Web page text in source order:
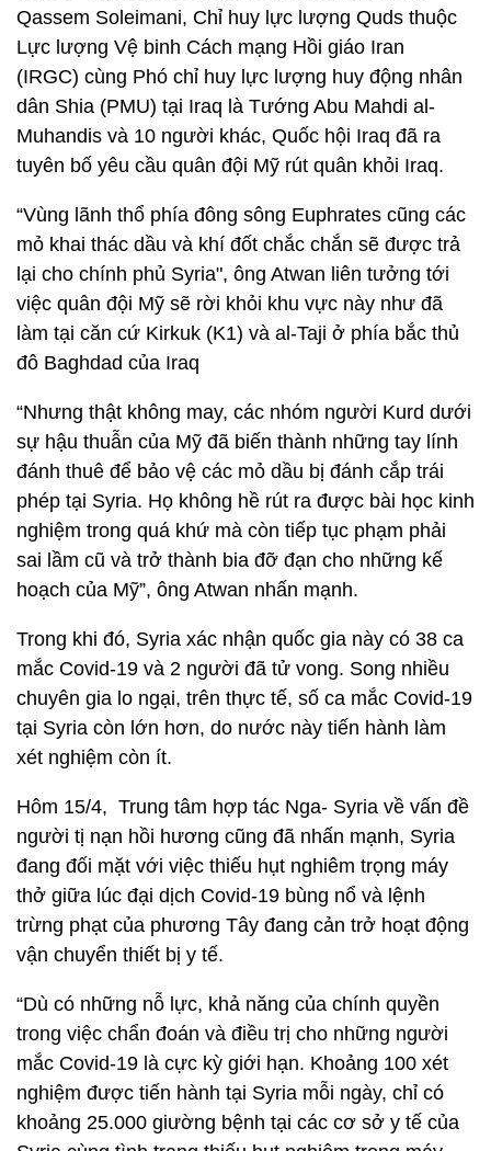
Qassem Soleimani, Chỉ huy lực lượng Quds thuộc
Lực lượng Vệ binh Cách mạng Hồi giáo Iran
(IRGC) cùng Phó chỉ huy lực lượng huy động nhân
dân Shia (PMU) tại Iraq là Tướng Abu Mahdi al-
Muhandis và 10 người khác, Quốc hội Iraq đã ra
tuyên bố yêu cầu quân đội Mỹ rút quân khỏi Iraq.
“Vùng lãnh thổ phía đông sông Euphrates cũng các
mỏ khai thác dầu và khí đốt chắc chắn sẽ được trả
lại cho chính phủ Syria", ông Atwan liên tưởng tới
việc quân đội Mỹ sẽ rời khỏi khu vực này như đã
làm tại căn cứ Kirkuk (K1) và al-Taji ở phía bắc thủ
đô Baghdad của Iraq
“Nhưng thật không may, các nhóm người Kurd dưới
sự hậu thuẫn của Mỹ đã biến thành những tay lính
đánh thuê để bảo vệ các mỏ dầu bị đánh cắp trái
phép tại Syria. Họ không hề rút ra được bài học kinh
nghiệm trong quá khứ mà còn tiếp tục phạm phải
sai lầm cũ và trở thành bia đỡ đạn cho những kế
hoạch của Mỹ”, ông Atwan nhấn mạnh.
Trong khi đó, Syria xác nhận quốc gia này có 38 ca
mắc Covid-19 và 2 người đã tử vong. Song nhiều
chuyên gia lo ngại, trên thực tế, số ca mắc Covid-19
tại Syria còn lớn hơn, do nước này tiến hành làm
xét nghiệm còn ít.
Hôm 15/4, Trung tâm hợp tác Nga- Syria về vấn đề
người tị nạn hồi hương cũng đã nhấn mạnh, Syria
đang đối mặt với việc thiếu hụt nghiêm trọng máy
thở giữa lúc đại dịch Covid-19 bùng nổ và lệnh
trừng phạt của phương Tây đang cản trở hoạt động
vận chuyển thiết bị y tế.
“Dù có những nỗ lực, khả năng của chính quyền
trong việc chẩn đoán và điều trị cho những người
mắc Covid-19 là cực kỳ giới hạn. Khoảng 100 xét
nghiệm được tiến hành tại Syria mỗi ngày, chỉ có
khoảng 25.000 giường bệnh tại các cơ sở y tế của